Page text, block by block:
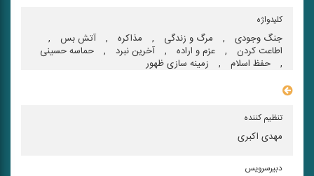
کلیدواژه
جنگ وجودی , مرگ و زندگی , مذاكره , آتش بس
,
اطاعت كردن
, عزم و اراده , آخرین نبرد ,
حماسه حسینی
,
حفظ اسلام , زمینه سازی ظهور
تنظیم کننده
مهدی اکبری
دبیرسرویس